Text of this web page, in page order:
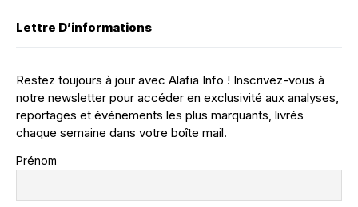
Lettre D’informations
Restez toujours à jour avec Alafia Info ! Inscrivez-vous à
notre newsletter pour accéder en exclusivité aux analyses,
reportages et événements les plus marquants, livrés
chaque semaine dans votre boîte mail.
Prénom